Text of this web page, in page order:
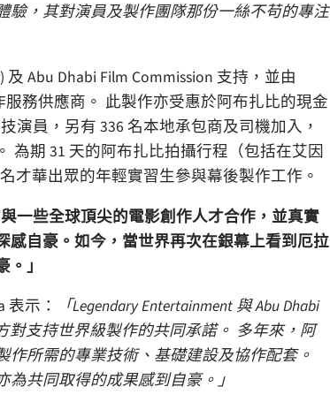
，其對演員及製作團隊那份一絲不苟的專注
及 Abu Dhabi Film Commission 支持，並由
服務供應商。 此製作亦受惠於阿布扎比的現金
演員，另有 336 名本地承包商及司機加入，
為期 31 天的阿布扎比拍攝行程（包括在艾因
才華出眾的年輕實習生參與幕後製作工作。
與一些全球頂尖的電影創作人才合作，並真實
自豪。如今，當世界再次在銀幕上看到厄拉
」
示：
「Legendary Entertainment 與 Abu Dhabi
對支持世界級製作的共同承諾。 多年來，阿
所需的專業技術、基礎建設及協作配套。
共同取得的成果感到自豪。」